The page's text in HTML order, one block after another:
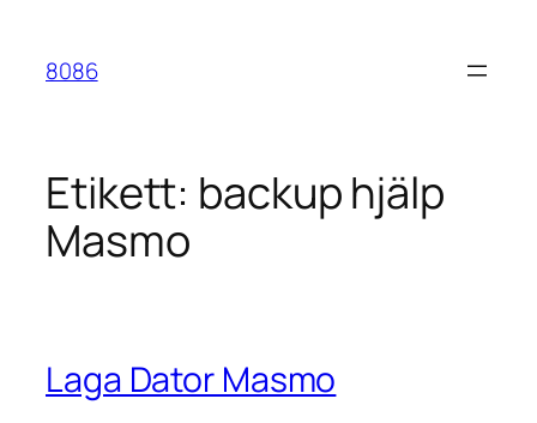
innehåll
8086
Etikett: backup hjälp
Masmo
Laga Dator Masmo